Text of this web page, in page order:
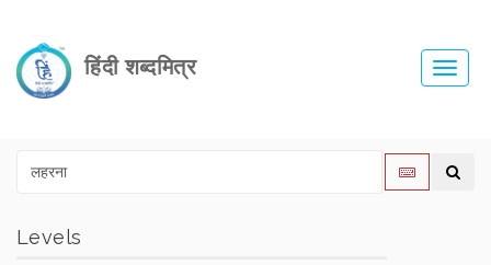
हिंदी शब्दमित्र
Levels